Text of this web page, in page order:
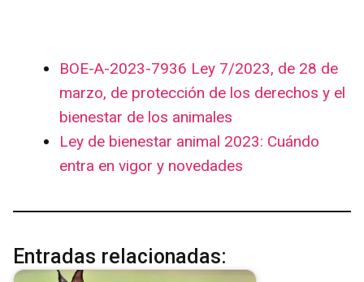
BOE-A-2023-7936 Ley 7/2023, de 28 de
marzo, de protección de los derechos y el
bienestar de los animales
Ley de bienestar animal 2023: Cuándo
entra en vigor y novedades
Entradas relacionadas: